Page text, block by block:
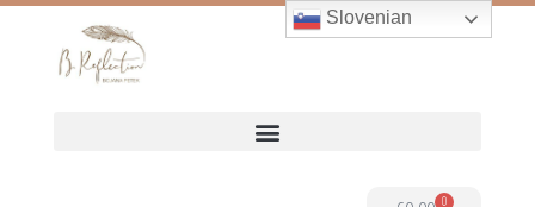
0
Slovenian